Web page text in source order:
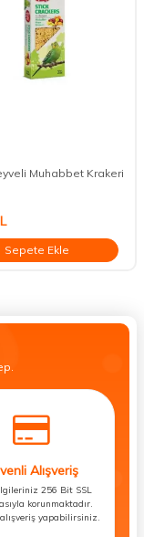
Muhabbet Krakeri
Sepete Ekle
Alışveriş
256 Bit SSL
korunmaktadır.
yapabilirsiniz.